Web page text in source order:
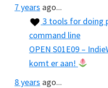
7 years ago...
3 tools for doing
command line
OPEN S01E09 –
komt er aan!
8 years ago...